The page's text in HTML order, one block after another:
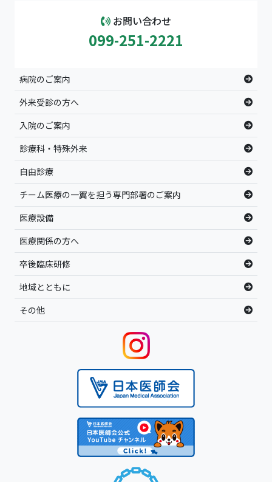
お問い合わせ
099-251-2221
病院のご案内
外来受診の方へ
入院のご案内
診療科・特殊外来
自由診療
チーム医療の一翼を担う専門部署のご案内
医療設備
医療関係の方へ
卒後臨床研修
地域とともに
その他